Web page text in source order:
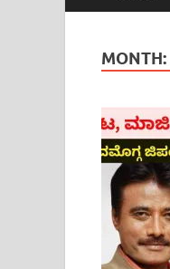
MONTH: